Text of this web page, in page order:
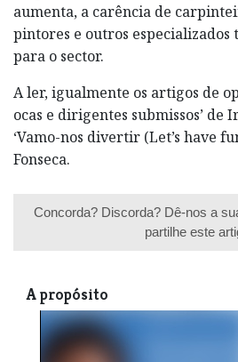
aumenta, a carência de
pintores e outros especializados
para o sector.
A ler, igualmente os artigos de
ocas e dirigentes submissos’ de
‘Vamo-nos divertir (Let’s have
Fonseca.
Concorda? Discorda? Dê-nos a
partilhe este
A propósito